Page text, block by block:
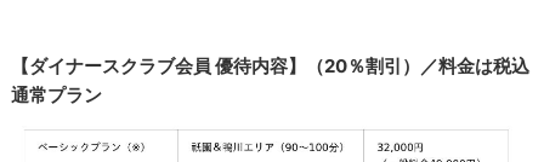
【ダイナースクラブ会員 優待内容】（20％割引）／料金は税込
通常プラン